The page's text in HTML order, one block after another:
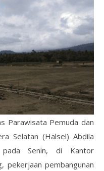
Parawisata Pemuda dan
Selatan (Halsel) Abdila
pada Senin, di Kantor
pekerjaan pembangunan